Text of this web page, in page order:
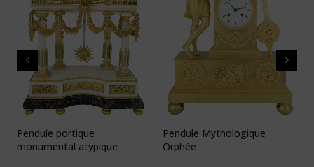
Pendule portique
monumental atypique
Pendule Mythologique
Orphée